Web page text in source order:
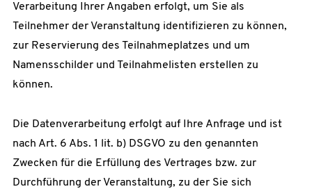
Verarbeitung Ihrer Angaben erfolgt, um Sie als
Teilnehmer der Veranstaltung identifizieren zu können,
zur Reservierung des Teilnahmeplatzes und um
Namensschilder und Teilnahmelisten erstellen zu
können.
Die Datenverarbeitung erfolgt auf Ihre Anfrage und ist
nach Art. 6 Abs. 1 lit. b) DSGVO zu den genannten
Zwecken für die Erfüllung des Vertrages bzw. zur
Durchführung der Veranstaltung, zu der Sie sich